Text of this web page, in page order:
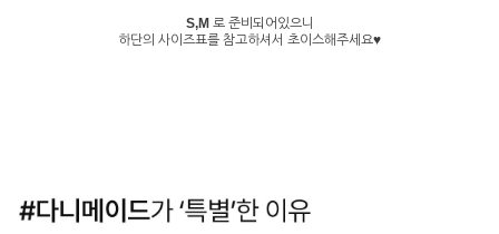
S,M 로 준비되어있으니
하단의 사이즈표를 참고하셔서 초이스해주세요♥